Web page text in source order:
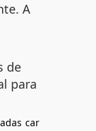
A
de
para
car